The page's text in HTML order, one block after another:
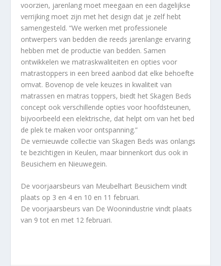
voorzien, jarenlang moet meegaan en een dagelijkse
verrijking moet zijn met het design dat je zelf hebt
samengesteld. “We werken met professionele
ontwerpers van bedden die reeds jarenlange ervaring
hebben met de productie van bedden. Samen
ontwikkelen we matraskwaliteiten en opties voor
matrastoppers in een breed aanbod dat elke behoefte
omvat. Bovenop de vele keuzes in kwaliteit van
matrassen en matras toppers, biedt het Skagen Beds
concept ook verschillende opties voor hoofdsteunen,
bijvoorbeeld een elektrische, dat helpt om van het bed
de plek te maken voor ontspanning.”
De vernieuwde collectie van Skagen Beds was onlangs
te bezichtigen in Keulen, maar binnenkort dus ook in
Beusichem en Nieuwegein.
De voorjaarsbeurs van Meubelhart Beusichem vindt
plaats op 3 en 4 en 10 en 11 februari.
De voorjaarsbeurs van De Woonindustrie vindt plaats
van 9 tot en met 12 februari.